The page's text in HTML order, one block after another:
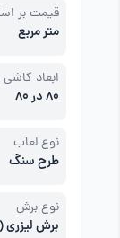
قیمت بر
متر مربع
ابعاد
80 در 80
نوع لعاب
طرح سنگ
نوع برش
برش لیزری (